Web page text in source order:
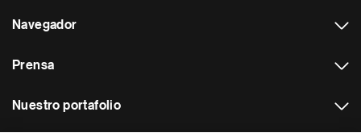
Navegador
Prensa
Nuestro portafolio